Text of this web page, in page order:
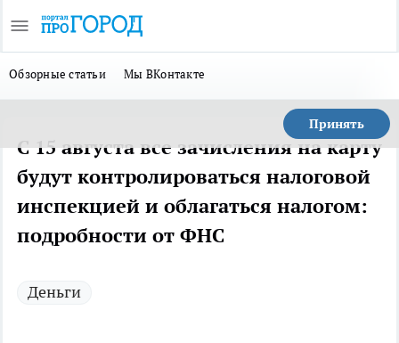
Обзорные статьи Мы ВКонтакте
Принять
С 15 августа все зачисления на карту
будут контролироваться налоговой
инспекцией и облагаться налогом:
подробности от ФНС
Деньги